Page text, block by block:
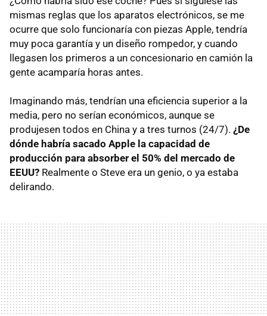
mismas reglas que los aparatos electrónicos, se me
ocurre que solo funcionaría con piezas Apple, tendría
muy poca garantía y un diseño rompedor, y cuando
llegasen los primeros a un concesionario en camión la
gente acamparía horas antes.
Imaginando más, tendrían una eficiencia superior a la
media, pero no serían económicos, aunque se
produjesen todos en China y a tres turnos (24/7). ¿De
dónde habría sacado Apple la capacidad de
producción para absorber el 50% del mercado de
EEUU? Realmente o Steve era un genio, o ya estaba
delirando.